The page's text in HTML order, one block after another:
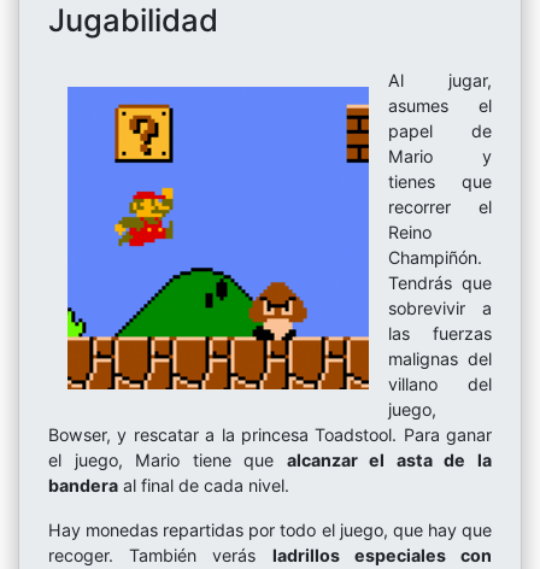
Jugabilidad
Al jugar,
asumes el
papel de
Mario y
tienes que
recorrer el
Reino
Champiñón.
Tendrás que
sobrevivir a
las fuerzas
malignas del
villano del
juego,
Bowser, y rescatar a la princesa Toadstool. Para ganar
el juego, Mario tiene que alcanzar el asta de la
bandera al final de cada nivel.
Hay monedas repartidas por todo el juego, que hay que
recoger. También verás ladrillos especiales con